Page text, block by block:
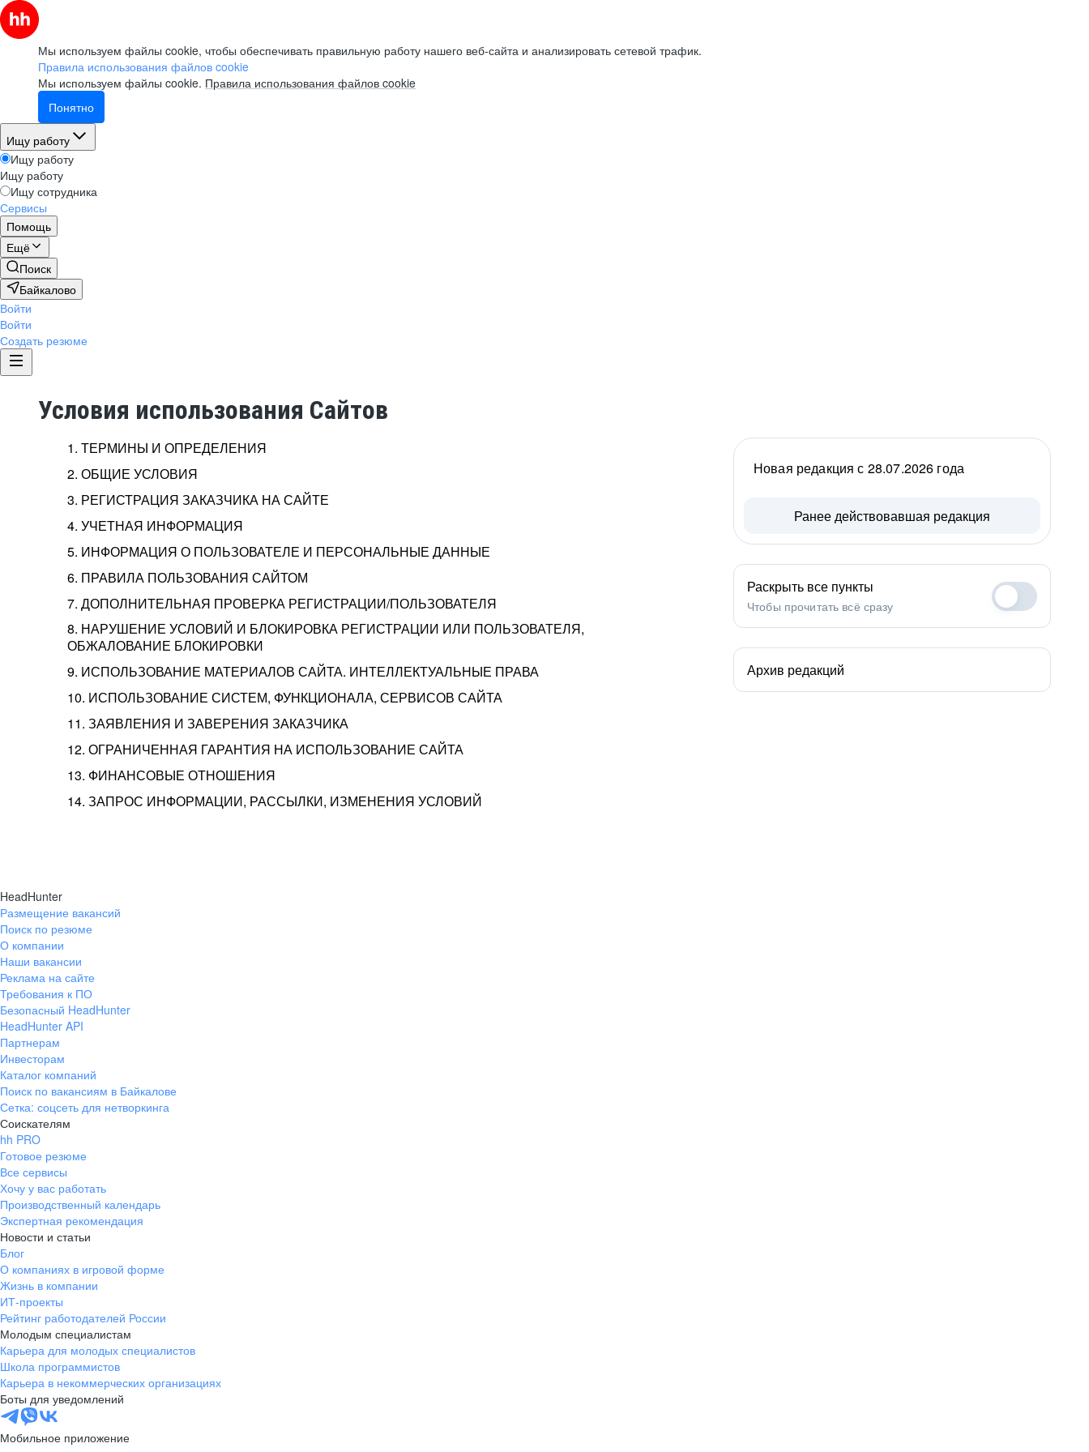
Мы используем файлы cookie, чтобы обеспечивать правильную работу нашего веб-сайта и анализировать сетевой трафик.
Правила использования файлов cookie
Мы используем файлы cookie. Правила использования файлов cookie
Понятно
Ищу работу
Ищу работу
Ищу работу
Ищу сотрудника
Сервисы
Помощь
Ещё
Поиск
Байкалово
Войти
Войти
Создать резюме
Условия использования Сайтов
1. ТЕРМИНЫ И ОПРЕДЕЛЕНИЯ
2. ОБЩИЕ УСЛОВИЯ
3. РЕГИСТРАЦИЯ ЗАКАЗЧИКА НА САЙТЕ
4. УЧЕТНАЯ ИНФОРМАЦИЯ
5. ИНФОРМАЦИЯ О ПОЛЬЗОВАТЕЛЕ И ПЕРСОНАЛЬНЫЕ ДАННЫЕ
6. ПРАВИЛА ПОЛЬЗОВАНИЯ САЙТОМ
7. ДОПОЛНИТЕЛЬНАЯ ПРОВЕРКА РЕГИСТРАЦИИ/ПОЛЬЗОВАТЕЛЯ
8. НАРУШЕНИЕ УСЛОВИЙ И БЛОКИРОВКА РЕГИСТРАЦИИ ИЛИ ПОЛЬЗОВАТЕЛЯ,
ОБЖАЛОВАНИЕ БЛОКИРОВКИ
9. ИСПОЛЬЗОВАНИЕ МАТЕРИАЛОВ САЙТА. ИНТЕЛЛЕКТУАЛЬНЫЕ ПРАВА
10. ИСПОЛЬЗОВАНИЕ СИСТЕМ, ФУНКЦИОНАЛА, СЕРВИСОВ САЙТА
11. ЗАЯВЛЕНИЯ И ЗАВЕРЕНИЯ ЗАКАЗЧИКА
12. ОГРАНИЧЕННАЯ ГАРАНТИЯ НА ИСПОЛЬЗОВАНИЕ САЙТА
13. ФИНАНСОВЫЕ ОТНОШЕНИЯ
14. ЗАПРОС ИНФОРМАЦИИ, РАССЫЛКИ, ИЗМЕНЕНИЯ УСЛОВИЙ
Новая редакция с 28.07.2026 года
Ранее действовавшая редакция
Раскрыть все пункты
Чтобы прочитать всё сразу
Архив редакций
HeadHunter
Размещение вакансий
Поиск по резюме
О компании
Наши вакансии
Реклама на сайте
Требования к ПО
Безопасный HeadHunter
HeadHunter API
Партнерам
Инвесторам
Каталог компаний
Поиск по вакансиям в Байкалове
Сетка: соцсеть для нетворкинга
Соискателям
hh PRO
Готовое резюме
Все сервисы
Хочу у вас работать
Производственный календарь
Экспертная рекомендация
Новости и статьи
Блог
О компаниях в игровой форме
Жизнь в компании
ИТ-проекты
Рейтинг работодателей России
Молодым специалистам
Карьера для молодых специалистов
Школа программистов
Карьера в некоммерческих организациях
Боты для уведомлений
Мобильное приложение